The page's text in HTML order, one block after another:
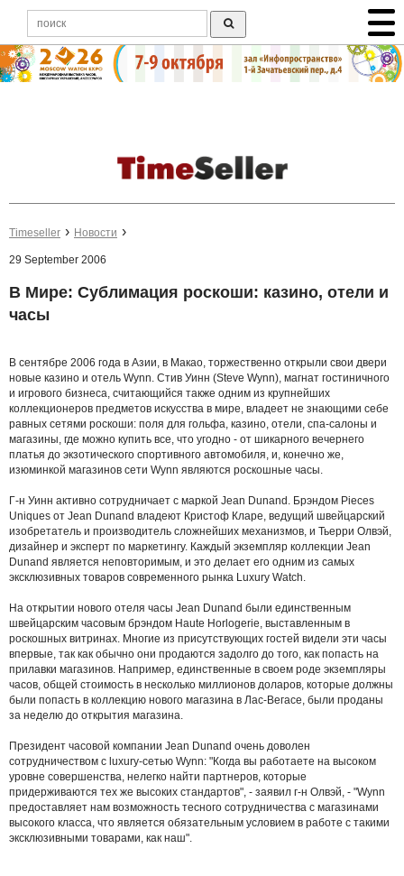
Timeseller Новости
29 September 2006
В Мире: Сублимация роскоши: казино, отели и
часы
В сентябре 2006 года в Азии, в Макао, торжественно открыли свои двери
новые казино и отель Wynn. Стив Уинн (Steve Wynn), магнат гостиничного
и игрового бизнеса, считающийся также одним из крупнейших
коллекционеров предметов искусства в мире, владеет не знающими себе
равных сетями роскоши: поля для гольфа, казино, отели, спа-салоны и
магазины, где можно купить все, что угодно - от шикарного вечернего
платья до экзотического спортивного автомобиля, и, конечно же,
изюминкой магазинов сети Wynn являются роскошные часы.
Г-н Уинн активно сотрудничает с маркой Jean Dunand. Брэндом Pieces
Uniques от Jean Dunand владеют Кристоф Кларе, ведущий швейцарский
изобретатель и производитель сложнейших механизмов, и Тьерри Олвэй,
дизайнер и эксперт по маркетингу. Каждый экземпляр коллекции Jean
Dunand является неповторимым, и это делает его одним из самых
эксклюзивных товаров современного рынка Luxury Watch.
На открытии нового отеля часы Jean Dunand были единственным
швейцарским часовым брэндом Haute Horlogerie, выставленным в
роскошных витринах. Многие из присутствующих гостей видели эти часы
впервые, так как обычно они продаются задолго до того, как попасть на
прилавки магазинов. Например, единственные в своем роде экземпляры
часов, общей стоимость в несколько миллионов доларов, которые должны
были попасть в коллекцию нового магазина в Лас-Вегасе, были проданы
за неделю до открытия магазина.
Президент часовой компании Jean Dunand очень доволен
сотрудничеством с luxury-сетью Wynn: "Когда вы работаете на высоком
уровне совершенства, нелегко найти партнеров, которые
придерживаются тех же высоких стандартов", - заявил г-н Олвэй, - "Wynn
предоставляет нам возможность тесного сотрудничества с магазинами
высокого класса, что является обязательным условием в работе с такими
эксклюзивными товарами, как наш".